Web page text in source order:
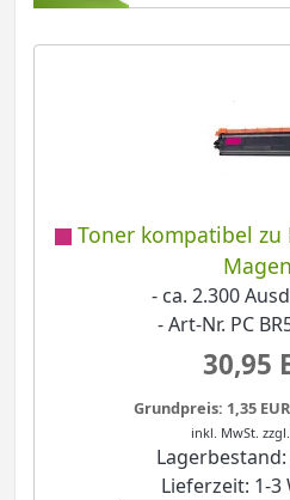
Toner kompatibel zu
- ca. 2.300
- Art-Nr. PC
30,95
Grundpreis: 1,35
inkl. MwSt. zzgl.
Lagerbestand:
Lieferzeit: 1-3